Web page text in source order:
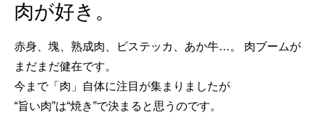
肉が好き。
赤身、塊、熟成肉、ビステッカ、あか牛…。 肉ブームが
まだまだ健在です。
今まで「肉」自体に注目が集まりましたが
“旨い肉”は“焼き”で決まると思うのです。